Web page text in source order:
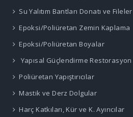
Su Yalıtım Bantları Donatı ve Fileler
Epoksi/Poliüretan Zemin Kaplama
Epoksi/Poliüretan Boyalar
Yapısal Güçlendirme
Poliüretan Yapıştırıcılar
Mastik ve Derz Dolgular
Harç Katkıları, Kür ve K. Ayırıcılar